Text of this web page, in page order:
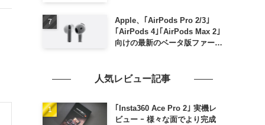
Apple、｢AirPods Pro 2/3｣
｢AirPods 4｣｢AirPods Max 2｣
向けの最新のベータ版ファーム
人気レビュー記事
｢Insta360 Ace Pro 2｣ 実機レ
ビュー ｰ 様々な面でより完成